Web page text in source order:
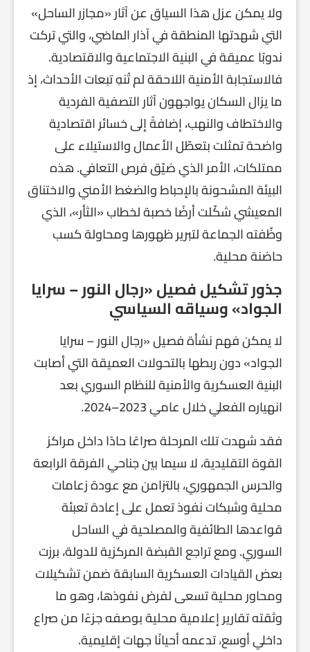
ولا يمكن عزل هذا السياق عن آثار «مجازر الساحل»
التي شهدتها المنطقة في آذار الماضي، والتي تركت
ندوبًا عميقة في البنية الاجتماعية والاقتصادية.
فالاستجابة الأمنية اللاحقة لم تُنهِ تبعات الأحداث، إذ
ما يزال السكان يواجهون آثار التصفية الفردية
والاختطاف والنهب، إضافةً إلى خسائر اقتصادية
واضحة تمثلت بتعطّل الأعمال والاستيلاء على
ممتلكات، الأمر الذي ضيّق فرص التعافي. هذه
البيئة المشحونة بالإحباط والضغط الأمني والاختناق
المعيشي شكّلت أرضًا خصبة لخطاب «الثأر»، الذي
وظّفته الجماعة لتبرير ظهورها ومحاولة كسب
حاضنة محلية.
جذور تشكيل فصيل «رجال النور – سرايا
الجواد» وسياقه السياسي
لا يمكن فهم نشأة فصيل «رجال النور – سرايا
الجواد» دون ربطها بالتحولات العميقة التي أصابت
البنية العسكرية والأمنية للنظام السوري بعد
انهياره الفعلي خلال عامي 2023–2024.
فقد شهدت تلك المرحلة صراعًا حادًا داخل مراكز
القوة التقليدية، لا سيما بين جناحي الفرقة الرابعة
والحرس الجمهوري، بالتزامن مع عودة زعامات
محلية وشبكات نفوذ تعمل على إعادة تعبئة
قواعدها الطائفية والمصلحية في الساحل
السوري. ومع تراجع القبضة المركزية للدولة، برزت
بعض القيادات العسكرية السابقة ضمن تشكيلات
ومحاور محلية تسعى لفرض نفوذها، وهو ما
وثقته تقارير إعلامية محلية بوصفه جزءًا من صراع
داخلي أوسع، تدعمه أحيانًا جهات إقليمية.